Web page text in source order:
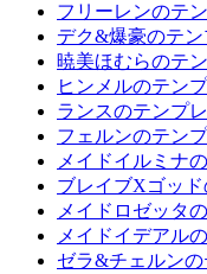
フリーレンのテ
デク&爆豪のテン
暁美ほむらのテ
ヒンメルのテン
ランスのテンプレ
フェルンのテン
メイドイルミナ
ブレイブXゴッ
メイドロゼッタ
メイドイデアル
ゼラ&チェルンの